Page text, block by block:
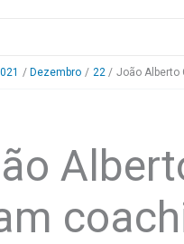
Dezembro 22 João Alberto